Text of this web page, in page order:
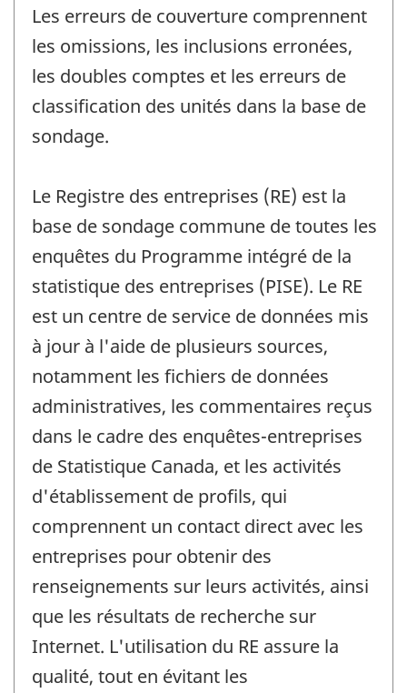
Les erreurs de couverture comprennent
les omissions, les inclusions erronées,
les doubles comptes et les erreurs de
classification des unités dans la base de
sondage.
Le Registre des entreprises (RE) est la
base de sondage commune de toutes les
enquêtes du Programme intégré de la
statistique des entreprises (PISE). Le RE
est un centre de service de données mis
à jour à l'aide de plusieurs sources,
notamment les fichiers de données
administratives, les commentaires reçus
dans le cadre des enquêtes-entreprises
de Statistique Canada, et les activités
d'établissement de profils, qui
comprennent un contact direct avec les
entreprises pour obtenir des
renseignements sur leurs activités, ainsi
que les résultats de recherche sur
Internet. L'utilisation du RE assure la
qualité, tout en évitant les